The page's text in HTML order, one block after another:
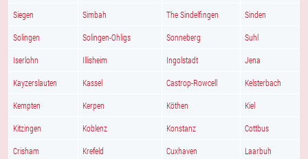
Siegen Simbah The Sindelfingen Sinden
Solingen Solingen-Ohligs Sonneberg Suhl
Iserlohn Illisheim Ingolstadt Jena
Kayzerslauten Kassel Castrop-Rowcell Kelsterbach
Kempten Kerpen Köthen Kiel
Kitzingen Koblenz Konstanz Cottbus
Crisham Krefeld Cuxhaven Laarbuh